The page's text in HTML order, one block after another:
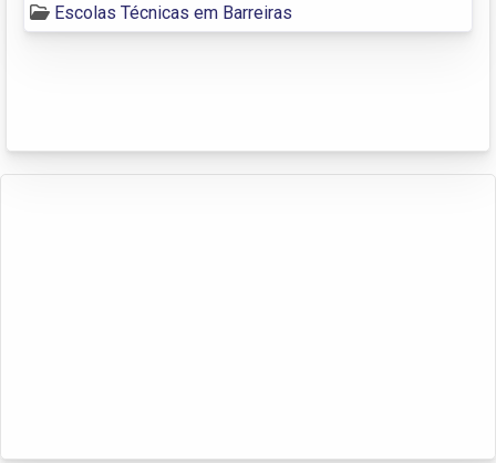
Escolas Técnicas em Barreiras